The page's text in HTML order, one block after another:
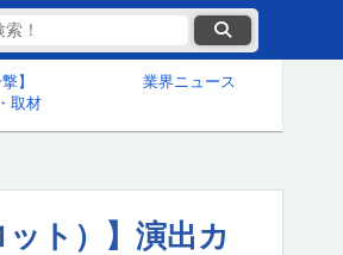
】
取材
業界ニュース
ット）】演出カ